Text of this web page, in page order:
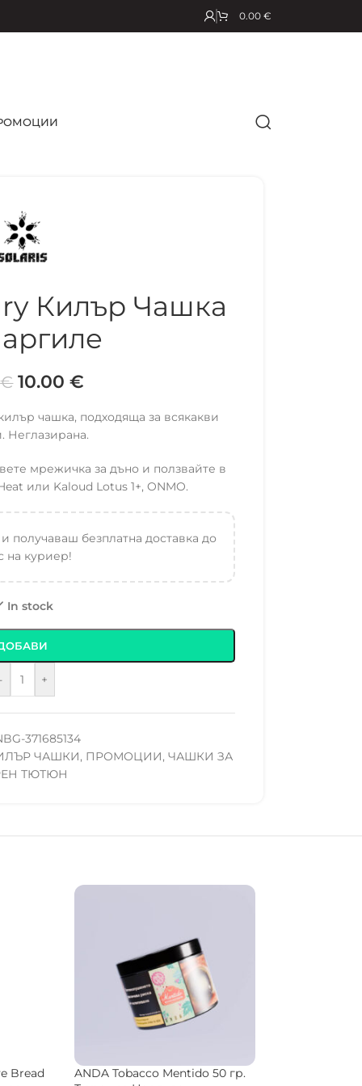
0.00 €
Килър Чашка
€ 10.00€
чашка, подходяща за всякакви
Неглазирана.
мрежичка за дъно и ползвайте в
или Kaloud Lotus 1+, ONMO.
получаваш безплатна доставка до
на куриер!
In stock
- +
371685134
ЧАШКИ, ПРОМОЦИИ, ЧАШКИ ЗА
ТЮТЮН
Killer
Os Tobacco Graveyard 200 гр.